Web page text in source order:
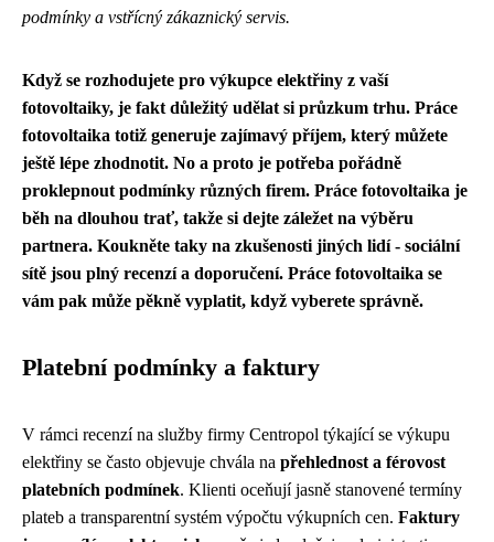
podmínky a vstřícný zákaznický servis.
Když se rozhodujete pro výkupce elektřiny z vaší
fotovoltaiky, je fakt důležitý udělat si průzkum trhu. Práce
fotovoltaika totiž generuje zajímavý příjem, který můžete
ještě lépe zhodnotit. No a proto je potřeba pořádně
proklepnout podmínky různých firem. Práce fotovoltaika je
běh na dlouhou trať, takže si dejte záležet na výběru
partnera. Koukněte taky na zkušenosti jiných lidí - sociální
sítě jsou plný recenzí a doporučení. Práce fotovoltaika se
vám pak může pěkně vyplatit, když vyberete správně.
Platební podmínky a faktury
V rámci recenzí na služby firmy Centropol týkající se výkupu
elektřiny se často objevuje chvála na přehlednost a férovost
platebních podmínek. Klienti oceňují jasně stanovené termíny
plateb a transparentní systém výpočtu výkupních cen. Faktury